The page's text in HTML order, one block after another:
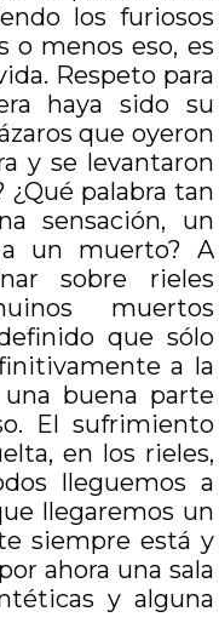
los furiosos
o menos eso, es
Respeto para
haya sido su
que oyeron
y se levantaron
¿Qué palabra tan
sensación, un
un muerto? A
sobre rieles
muertos
que sólo
a la
buena parte
El sufrimiento
en los rieles,
lleguemos a
llegaremos un
siempre está y
ahora una sala
y alguna